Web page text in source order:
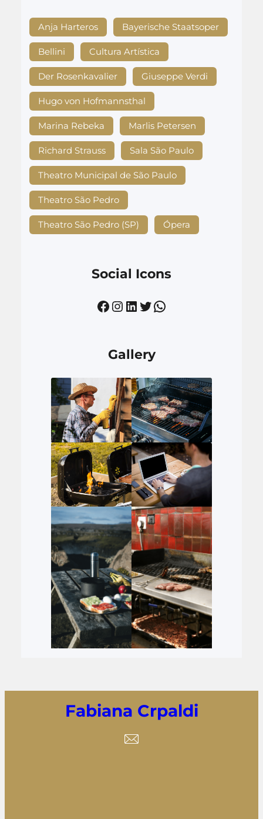
Anja Harteros Bayerische Staatsoper
Bellini Cultura Artística
Der Rosenkavalier Giuseppe Verdi
Hugo von Hofmannsthal
Marina Rebeka Marlis Petersen
Richard Strauss Sala São Paulo
Theatro Municipal de São Paulo
Theatro São Pedro
Theatro São Pedro (SP) Ópera
Social Icons
Facebook Instagram LinkedIn Twitter WhatsApp
Gallery
Fabiana Crpaldi